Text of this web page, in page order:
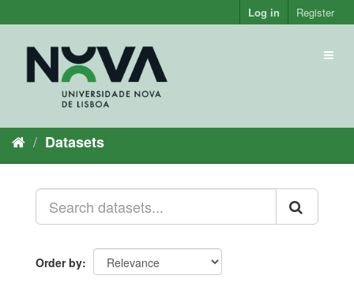
to
Log in Register
Datasets
Order by